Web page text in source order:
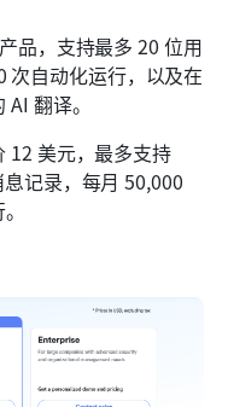
品，支持最多 20 位用
次自动化运行，以及在
翻译。
12 美元，最多支持
记录，每月 50,000